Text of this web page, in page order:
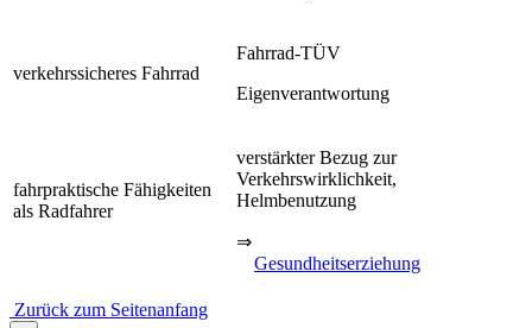
verkehrssicheres Fahrrad
Fahrrad-TÜV
Eigenverantwortung
fahrpraktische Fähigkeiten
als Radfahrer
verstärkter Bezug zur
Verkehrswirklichkeit,
Helmbenutzung
⇒
Gesundheitserziehung
Zurück zum Seitenanfang